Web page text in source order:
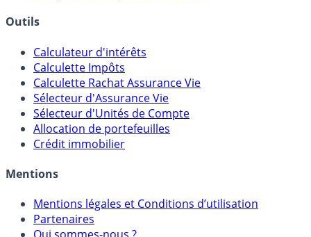
Outils
Calculateur d'intérêts
Calculette Impôts
Calculette Rachat Assurance Vie
Sélecteur d'Assurance Vie
Sélecteur d'Unités de Compte
Allocation de portefeuilles
Crédit immobilier
Mentions
Mentions légales et Conditions d’utilisation
Partenaires